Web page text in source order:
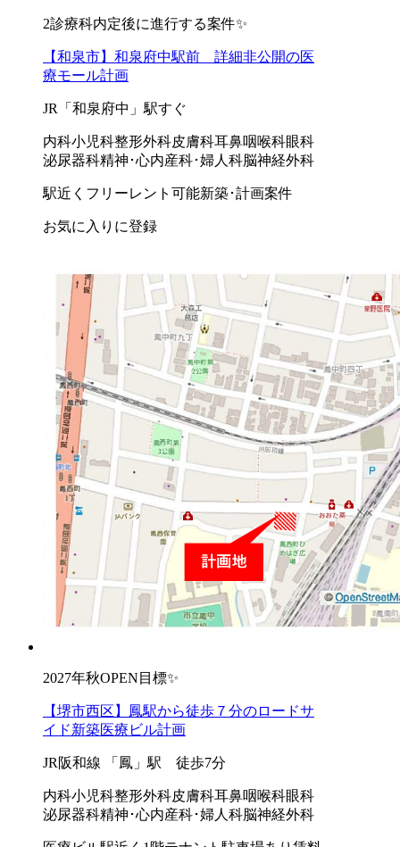
2診療科内定後に進行する案件✨
【和泉市】和泉府中駅前 詳細非公開の医
療モール計画
JR「和泉府中」駅すぐ
内科小児科整形外科皮膚科耳鼻咽喉科眼科
泌尿器科精神･心内産科･婦人科脳神経外科
駅近く フリーレント可能新築･計画案件
お気に入りに登録
2027年秋OPEN目標✨
【堺市西区】鳳駅から徒歩７分のロードサ
イド新築医療ビル計画
JR阪和線 「鳳」駅 徒歩7分
内科小児科整形外科皮膚科耳鼻咽喉科眼科
泌尿器科精神･心内産科･婦人科脳神経外科